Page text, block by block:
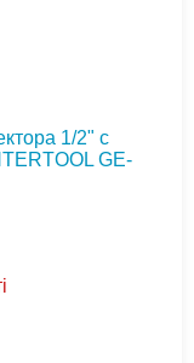
1/2" с
GE-